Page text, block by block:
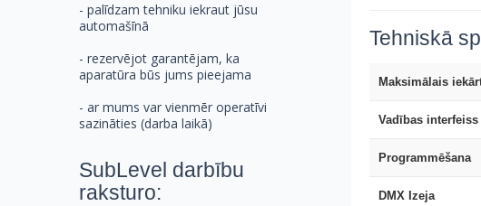
- palīdzam tehniku iekraut jūsu
automašīnā
- rezervējot garantējam, ka
aparatūra būs jums pieejama
- ar mums var vienmēr operatīvi
sazināties (darba laikā)
SubLevel darbību
raksturo:
Tehniskā
Maksimālais
Vadības interfeiss
Programmēšana
DMX Izeja